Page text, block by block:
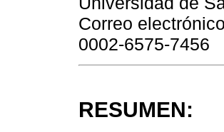
Correo
0002-6575-7456
RESUMEN: